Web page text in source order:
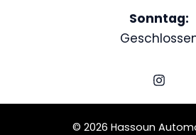
Sonntag:
© 2026 Hassoun